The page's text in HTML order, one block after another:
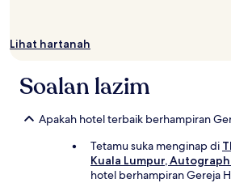
Lihat hartanah
Soalan lazim
Apakah hotel terbaik berhampiran
Tetamu suka menginap di
Kuala Lumpur,
hotel berhampiran Gereja